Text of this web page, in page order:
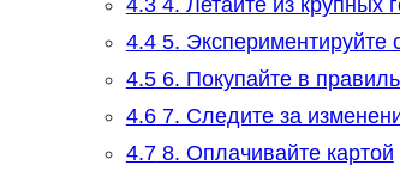
4.34. Летайте из крупных
4.45. Экспериментируйте
4.56. Покупайте в
4.67. Следите за
4.78. Оплачивайте картой